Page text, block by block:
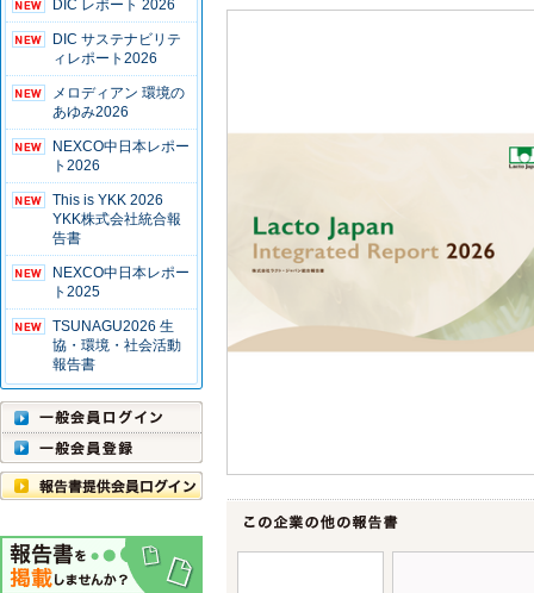
DIC レポート 2026
DIC サステナビリテ
ィレポート2026
メロディアン 環境の
あゆみ2026
NEXCO中日本レポー
ト2026
This is YKK 2026
YKK株式会社統合報
告書
NEXCO中日本レポー
ト2025
TSUNAGU2026 生
協・環境・社会活動
報告書